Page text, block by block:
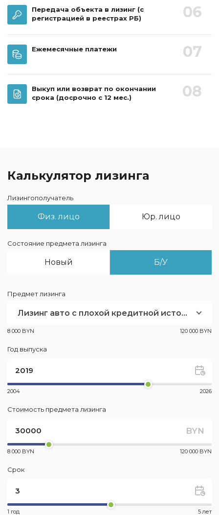
06
Передача объекта в лизинг (с
регистрацией в реестрах РБ)
07
Ежемесячные платежи
08
Выкуп или возврат по окончании
срока (досрочно с 12 мес.)
Калькулятор лизинга
Лизингополучатель
Физ. лицо Юр. лицо
Состояние предмета лизинга
Новый Б/У
Предмет лизинга
Лизинг авто с плохой кредитной историей
8 000 BYN 120 000 BYN
Год выпуска
2004 2026
Стоимость предмета лизинга
BYN
8 000 BYN 120 000 BYN
Срок
1 год 5 лет